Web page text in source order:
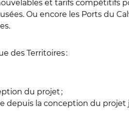
et tarifs compétitifs
Ou encore les Ports du
des Territoires :
du projet ;
depuis la conception du projet